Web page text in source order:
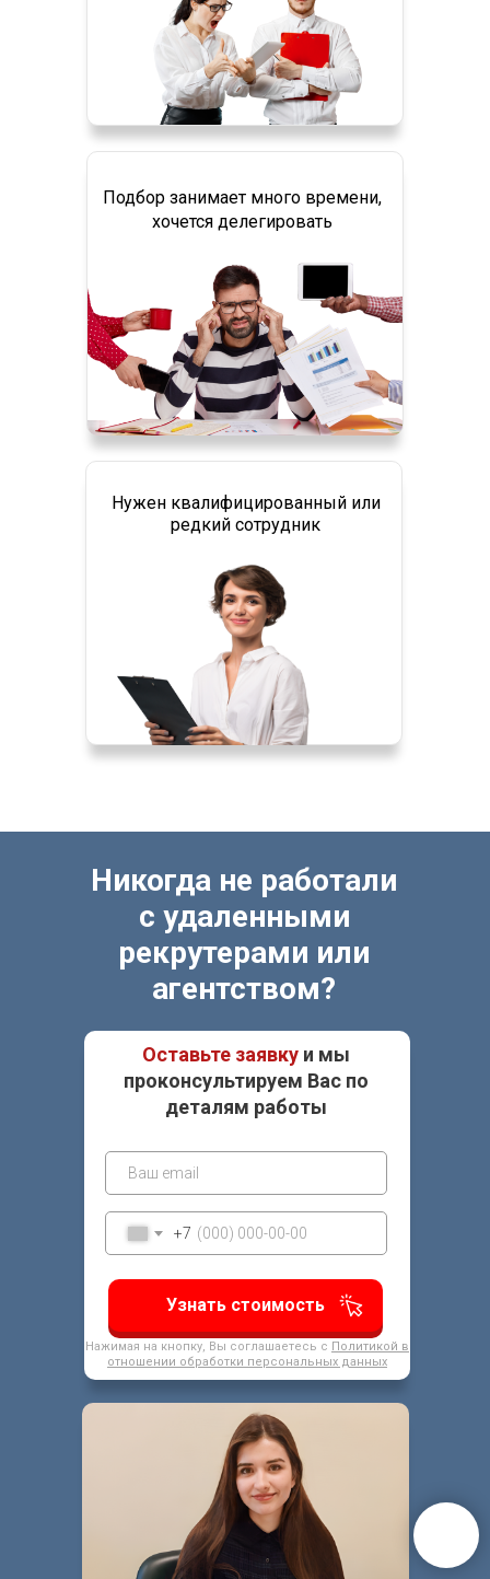
Подбор занимает много времени,
хочется делегировать
Нужен квалифицированный или
редкий сотрудник
Никогда не работали
с удаленными
рекрутерами или
агентством?
+7
Узнать стоимость
Оставьте заявку и мы
проконсультируем Вас по
деталям работы
Нажимая на кнопку, Вы соглашаетесь с Политикой в
отношении обработки персональных данных